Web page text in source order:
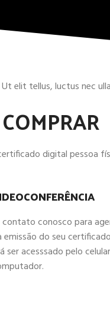
elit tellus, luctus nec
digital pessoa
conosco para
do seu
ser acesssado pelo